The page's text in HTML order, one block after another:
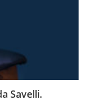
Savelli.